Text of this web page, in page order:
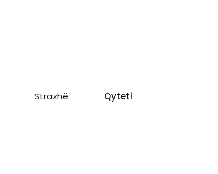
Strazhë Qyteti